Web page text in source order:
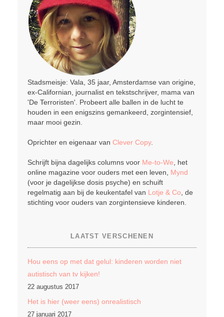
Stadsmeisje: Vala, 35 jaar, Amsterdamse van origine,
ex-Californian, journalist en tekstschrijver, mama van
'De Terroristen'. Probeert alle ballen in de lucht te
houden in een enigszins gemankeerd, zorgintensief,
maar mooi gezin.
Oprichter en eigenaar van Clever Copy.
Schrijft bijna dagelijks columns voor Me-to-We, het
online magazine voor ouders met een leven, Mynd
(voor je dagelijkse dosis psyche) en schuift
regelmatig aan bij de keukentafel van Lotje & Co, de
stichting voor ouders van zorgintensieve kinderen.
LAATST VERSCHENEN
Hou eens op met dat gelul: kinderen worden niet
autistisch van tv kijken!
22 augustus 2017
Het is hier (weer eens) onrealistisch
27 januari 2017